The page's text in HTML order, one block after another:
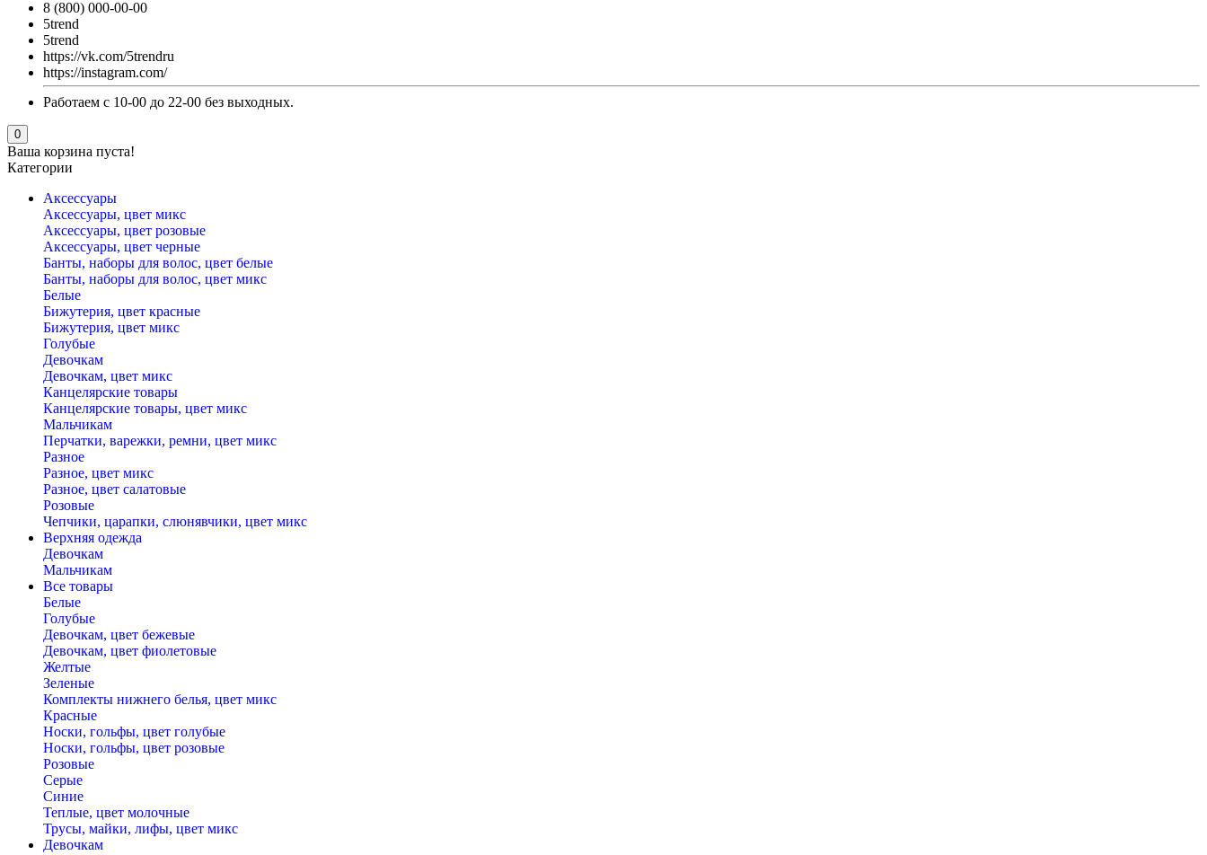
8 (800) 000-00-00
5trend
5trend
https://vk.com/5trendru
https://instagram.com/
Работаем с 10-00 до 22-00 без выходных.
0
Ваша корзина пуста!
Категории
Аксессуары
Аксессуары, цвет микс
Аксессуары, цвет розовые
Аксессуары, цвет черные
Банты, наборы для волос, цвет белые
Банты, наборы для волос, цвет микс
Белые
Бижутерия, цвет красные
Бижутерия, цвет микс
Голубые
Девочкам
Девочкам, цвет микс
Канцелярские товары
Канцелярские товары, цвет микс
Мальчикам
Перчатки, варежки, ремни, цвет микс
Разное
Разное, цвет микс
Разное, цвет салатовые
Розовые
Чепчики, царапки, слюнявчики, цвет микс
Верхняя одежда
Девочкам
Мальчикам
Все товары
Белые
Голубые
Девочкам, цвет бежевые
Девочкам, цвет фиолетовые
Желтые
Зеленые
Комплекты нижнего белья, цвет микс
Красные
Носки, гольфы, цвет голубые
Носки, гольфы, цвет розовые
Розовые
Серые
Синие
Теплые, цвет молочные
Трусы, майки, лифы, цвет микс
Девочкам